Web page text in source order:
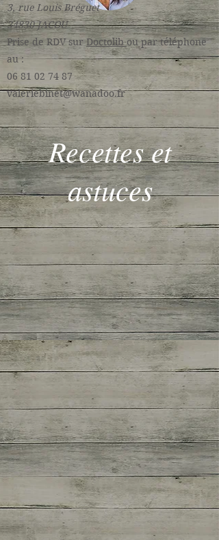
3, rue Louis Bréguet
34830 JACOU
​Prise de RDV surDoctolibou par téléphone
au :
06 81 02 74 87
valeriebinet@wanadoo.fr​
Recettes et
astuces